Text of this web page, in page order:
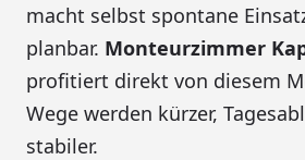
macht selbst spontane
planbar. Monteurzimmer
profitiert direkt von diesem
Wege werden kürzer,
stabiler.